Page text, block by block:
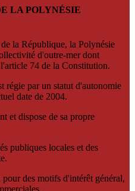
LA POLYNÉSIE
la République, la Polynésie
d'outre-mer dont
74 de la Constitution.
régie par un statut d'autonomie
date de 2004.
et dispose de sa propre
publiques locales et des
des motifs d'intérêt général,